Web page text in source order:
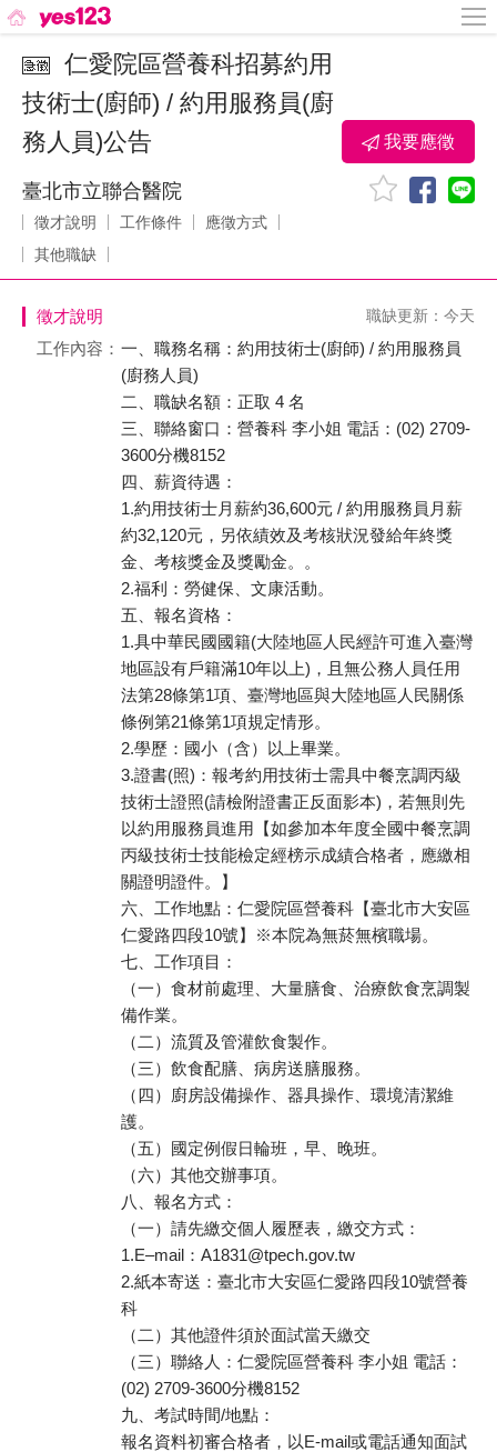
仁愛院區營養科招募約用
技術士(廚師) / 約用服務員(廚
務人員)公告
臺北市立聯合醫院
徵才說明 工作條件
應徵方式
其他職缺
我要應徵
徵才說明 職缺更新：今天
工作內容： 一、職務名稱：約用技術士(廚師) / 約用服務員
(廚務人員)
二、職缺名額：正取 4 名
三、聯絡窗口：營養科 李小姐 電話：(02) 2709-
3600分機8152
四、薪資待遇：
1.約用技術士月薪約36,600元 / 約用服務員月薪
約32,120元，另依績效及考核狀況發給年終獎
金、考核獎金及獎勵金。。
2.福利：勞健保、文康活動。
五、報名資格：
1.具中華民國國籍(大陸地區人民經許可進入臺灣
地區設有戶籍滿10年以上)，且無公務人員任用
法第28條第1項、臺灣地區與大陸地區人民關係
條例第21條第1項規定情形。
2.學歷：國小（含）以上畢業。
3.證書(照)：報考約用技術士需具中餐烹調丙級
技術士證照(請檢附證書正反面影本)，若無則先
以約用服務員進用【如參加本年度全國中餐烹調
丙級技術士技能檢定經榜示成績合格者，應繳相
關證明證件。】
六、工作地點：仁愛院區營養科【臺北市大安區
仁愛路四段10號】※本院為無菸無檳職場。
七、工作項目：
（一）食材前處理、大量膳食、治療飲食烹調製
備作業。
（二）流質及管灌飲食製作。
（三）飲食配膳、病房送膳服務。
（四）廚房設備操作、器具操作、環境清潔維
護。
（五）國定例假日輪班，早、晚班。
（六）其他交辦事項。
八、報名方式：
（一）請先繳交個人履歷表，繳交方式：
1.E–mail：A1831@tpech.gov.tw
2.紙本寄送：臺北市大安區仁愛路四段10號營養
科
（二）其他證件須於面試當天繳交
（三）聯絡人：仁愛院區營養科 李小姐 電話：
(02) 2709-3600分機8152
九、考試時間/地點：
報名資料初審合格者，以E-mail或電話通知面試